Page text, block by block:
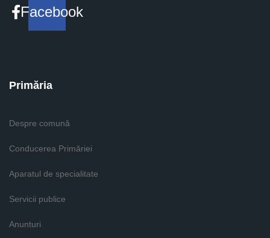
Facebook
Primăria
Despre comună
Conducerea Primăriei
Aparatul de specialitate
Servicii publice
Anunturi